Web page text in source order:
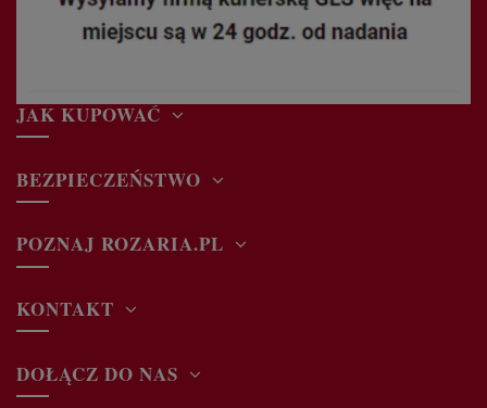
JAK KUPOWAĆ
BEZPIECZEŃSTWO
POZNAJ ROZARIA.PL
KONTAKT
DOŁĄCZ DO NAS